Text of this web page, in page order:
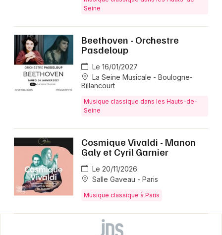
Seine
Beethoven - Orchestre
Pasdeloup
Le 16/01/2027
La Seine Musicale - Boulogne-
Billancourt
Musique classique dans les Hauts-de-
Seine
Cosmique Vivaldi - Manon
Galy et Cyril Garnier
Le 20/11/2026
Salle Gaveau - Paris
Musique classique à Paris